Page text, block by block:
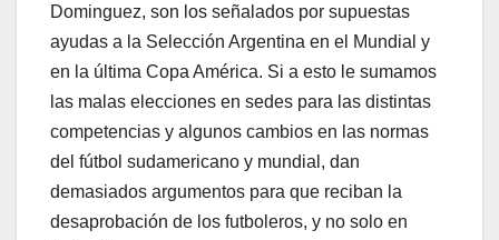
Dominguez, son los señalados por supuestas
ayudas a la Selección Argentina en el Mundial y
en la última Copa América. Si a esto le sumamos
las malas elecciones en sedes para las distintas
competencias y algunos cambios en las normas
del fútbol sudamericano y mundial, dan
demasiados argumentos para que reciban la
desaprobación de los futboleros, y no solo en